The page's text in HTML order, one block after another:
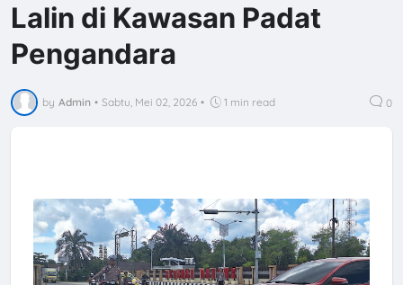
Lalin di Kawasan Padat
Pengandara
by Admin • Sabtu, Mei 02, 2026 • 1 min read 0